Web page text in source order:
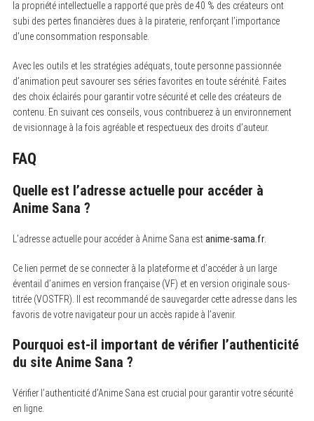
la propriété intellectuelle a rapporté que près de 40 % des créateurs ont
subi des pertes financières dues à la piraterie, renforçant l’importance
d’une consommation responsable.
Avec les outils et les stratégies adéquats, toute personne passionnée
d’animation peut savourer ses séries favorites en toute sérénité. Faites
des choix éclairés pour garantir votre sécurité et celle des créateurs de
contenu. En suivant ces conseils, vous contribuerez à un environnement
de visionnage à la fois agréable et respectueux des droits d’auteur.
FAQ
Quelle est l’adresse actuelle pour accéder à
Anime Sana ?
L’adresse actuelle pour accéder à Anime Sana estanime-sama.fr.
Ce lien permet de se connecter à la plateforme et d’accéder à un large
éventail d’animes en version française (VF) et en version originale sous-
titrée (VOSTFR). Il est recommandé de sauvegarder cette adresse dans les
favoris de votre navigateur pour un accès rapide à l’avenir.
Pourquoi est-il important de vérifier l’authenticité
du site Anime Sana ?
Vérifier l’authenticité d’Anime Sana est crucial pour garantir votre sécurité
en ligne.